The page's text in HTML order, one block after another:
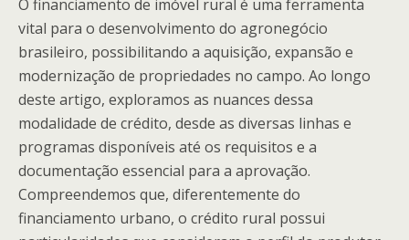
O financiamento de imóvel rural é uma ferramenta
vital para o desenvolvimento do agronegócio
brasileiro, possibilitando a aquisição, expansão e
modernização de propriedades no campo. Ao longo
deste artigo, exploramos as nuances dessa
modalidade de crédito, desde as diversas linhas e
programas disponíveis até os requisitos e a
documentação essencial para a aprovação.
Compreendemos que, diferentemente do
financiamento urbano, o crédito rural possui